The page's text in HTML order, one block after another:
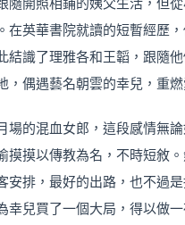
英華書院就讀的短暫經歷
識了理雅各和王韜，跟隨
偶遇藝名朝雲的幸兒，重燃
的混血女郎，這段感情無
摸以傳教為名，不時短敘
排，最好的出路，也不過
兒買了一個大局，得以做